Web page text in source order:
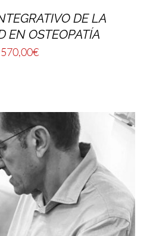
DE LA
EN OSTEOPATÍA
570,00€